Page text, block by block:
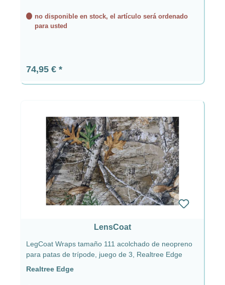
no disponible en stock, el artículo será ordenado
para usted
Precio normal:
74,95 €
LensCoat
LegCoat Wraps tamaño 111 acolchado de neopreno
para patas de trípode, juego de 3, Realtree Edge
Realtree Edge